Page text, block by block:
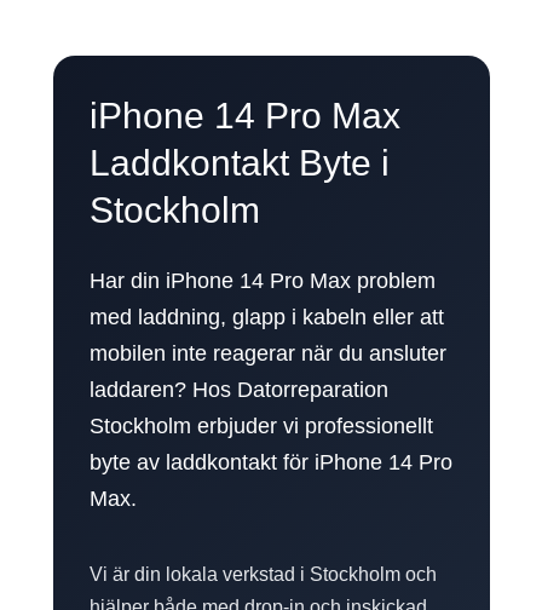
iPhone 14 Pro Max
Laddkontakt Byte i
Stockholm
Har din iPhone 14 Pro Max problem
med laddning, glapp i kabeln eller att
mobilen inte reagerar när du ansluter
laddaren? Hos Datorreparation
Stockholm erbjuder vi professionellt
byte av laddkontakt för iPhone 14 Pro
Max.
Vi är din lokala verkstad i Stockholm och